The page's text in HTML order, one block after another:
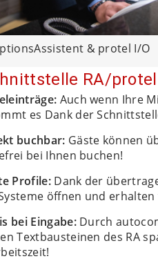
& protel I/O
RA/
Auch wenn Ihre
es Dank der
buchbar: Gäste können
bei Ihnen buchen!
Profile:Dank der
öffnen und
bei Eingabe:Durch
Textbausteinen des RA